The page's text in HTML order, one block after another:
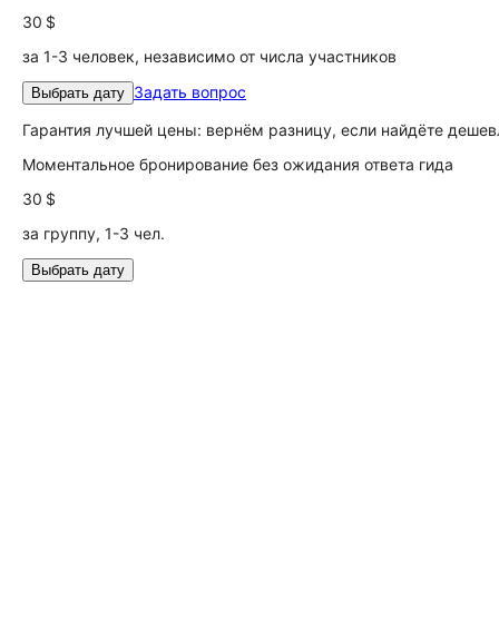
30 $
за 1-3 человек, независимо от числа участников
Выбрать дату Задать вопрос
Гарантия лучшей цены: вернём разницу, если найдёте
Моментальное бронирование без ожидания ответа гида
30 $
за группу, 1-3 чел.
Выбрать дату